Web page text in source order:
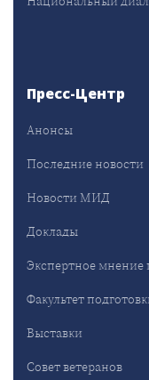
Пресс-Центр
Анонсы
Последние новости
Новости МИД
Доклады
Экспертное мнение
Факультет
Выставки
Совет ветеранов